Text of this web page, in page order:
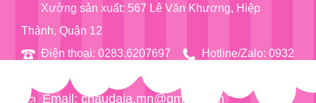
Xưởng sản xuất: 567 Lê Văn Khương, Hiệp
Thành, Quận 12
Điện thoại: 0283.6207697
Hotline/Zalo: 0932
Email: chaudaia.mn@gmail.com